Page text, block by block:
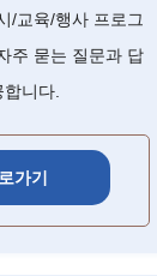
/교육/행사 프로그
주 묻는 질문과 답
니다.
가기